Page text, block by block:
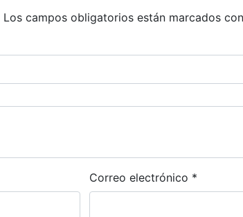
Los campos obligatorios están marcados con
Correo electrónico *